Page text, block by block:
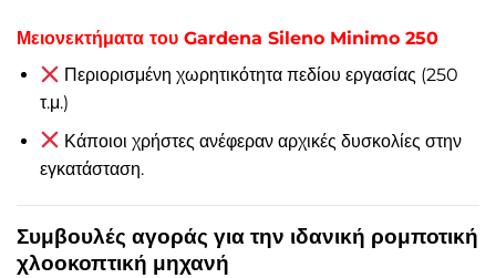
Μειονεκτήματα του Gardena Sileno Minimo 250
Περιορισμένη χωρητικότητα πεδίου εργασίας (250
τ.μ.)
Κάποιοι χρήστες ανέφεραν αρχικές δυσκολίες στην
εγκατάσταση.
Συμβουλές αγοράς για την ιδανική ρομποτική
χλοοκοπτική μηχανή